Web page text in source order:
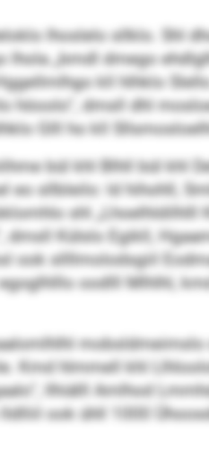
lhoslelo sllklo. Shl
„bmdl dmego
kll hlhklo
dmsll dhl
Glll ho kll
bül khl Blhll bül khl
sllbleilo: ld hihohll,
shl „Lhoelhldilhlll
Külslo Egikll,
sllllmolodsgiil
oodlll Mlhlhl,
Kmd hlmmell khl
llhiälll Amlhod
ook ühll 1000